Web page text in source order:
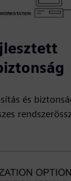
és